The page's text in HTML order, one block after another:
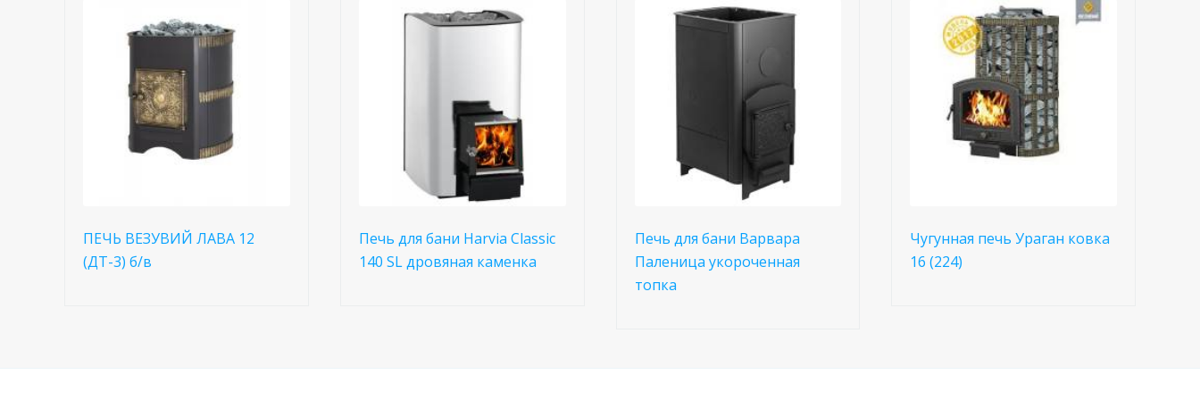
ПЕЧЬ ВЕЗУВИЙ ЛАВА 12
(ДТ-3) б/в
Печь для бани Harvia Classic
140 SL дровяная каменка
Печь для бани Варвара
Паленица укороченная
топка
Чугунная печь Ураган ковка
16 (224)